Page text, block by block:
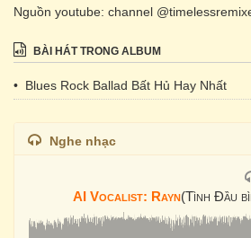
Nguồn youtube: channel
BÀI HÁT TRONG ALBUM
• Blues Rock Ballad Bất Hủ Hay Nhất
Nghe nhạc
AI Vocalist: Rayn(Tình Đầu bình yên như cánh